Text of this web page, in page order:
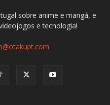
sobre anime e mangá, e
e tecnologia!